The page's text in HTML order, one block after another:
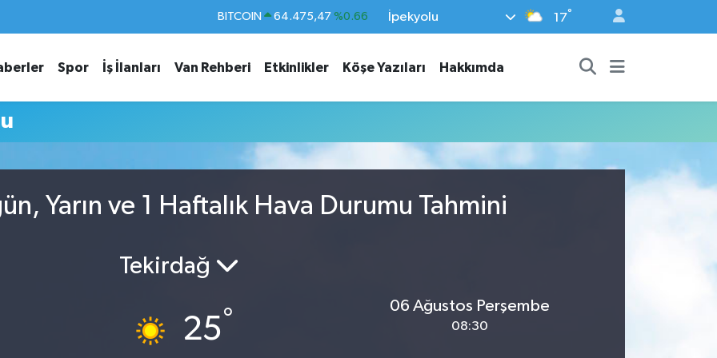
BITCOIN 64.475,47 %0.66
EURO 55,1336 %0.18
STERLİN 64,2534 %0.22
BİST100
İpekyolu 17°
Spor İş İlanları Van Rehberi Etkinlikler Köşe Yazıları Hakkımda
Yarın ve 1 Haftalık Hava Durumu Tahmini
Tekirdağ
25°
06 Ağustos Perşembe
08:30